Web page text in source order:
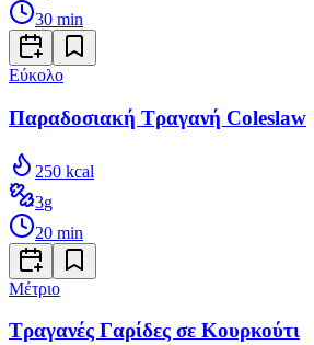
30 min
Εύκολο
Παραδοσιακή Τραγανή Coleslaw
250 kcal
3g
20 min
Μέτριο
Τραγανές Γαρίδες σε Κουρκούτι